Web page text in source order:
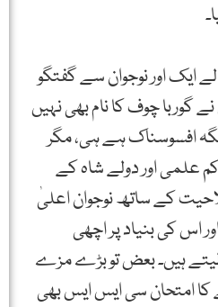
ایک اور نوجوان سے گفتگو
گوربا چوف کا نام بھی نہیں
افسوسناک ہے ہی، مگر
علمی اور دولے شاہ کے
کے ساتھ نوجوان اعلیٰ
اس کی بنیاد پر اچھی
ہیں۔ بعض تو بڑے مزے
کا امتحان سی ایس ایس بھی